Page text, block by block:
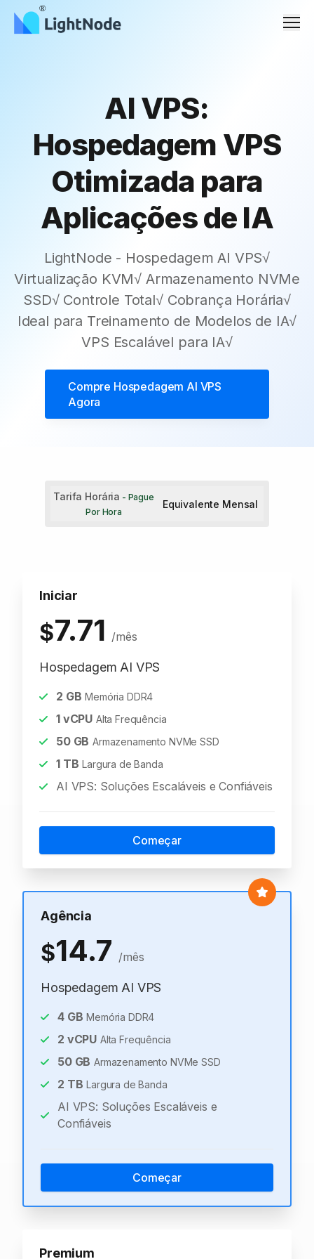
AI VPS:
Hospedagem VPS
Otimizada para
Aplicações de IA
LightNode - Hospedagem AI VPS√
Virtualização KVM√ Armazenamento NVMe
SSD√ Controle Total√ Cobrança Horária√
Ideal para Treinamento de Modelos de IA√
VPS Escalável para IA√
Compre Hospedagem AI VPS
Agora
Tarifa Horária - Pague
Por Hora
Equivalente Mensal
Iniciar
$7.71 /mês
Hospedagem AI VPS
2 GB Memória DDR4
1vCPU Alta Frequência
50GB Armazenamento NVMe SSD
1TB Largura de Banda
AI VPS: Soluções Escaláveis e Confiáveis
Começar
Agência
$14.7 /mês
Hospedagem AI VPS
4GB Memória DDR4
2 vCPU Alta Frequência
50GB Armazenamento NVMe SSD
2 TB Largura de Banda
AI VPS: Soluções Escaláveis e
Confiáveis
Começar
Premium